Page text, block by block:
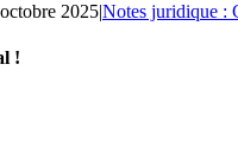
2025|Notes juridique :
!